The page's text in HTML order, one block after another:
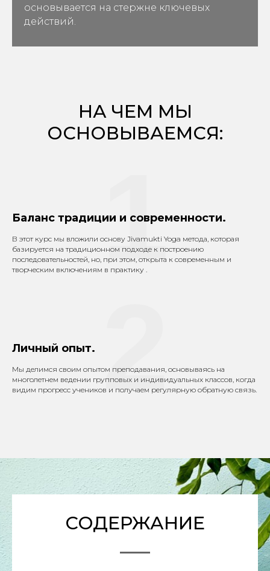
основывается на стержне ключевых
действий.
НА ЧЕМ МЫ
ОСНОВЫВАЕМСЯ:
Баланс традиции и современности.
В этот курс мы вложили основу Jivamukti Yoga метода, которая
базируется на традиционном подходе к построению
последовательностей, но, при этом, открыта к современным и
творческим включениям в практику .
1
Личный опыт.
Мы делимся своим опытом преподавания, основываясь на
многолетнем ведении групповых и индивидуальных классов, когда
видим прогресс учеников и получаем регулярную обратную связь.
2
СОДЕРЖАНИЕ